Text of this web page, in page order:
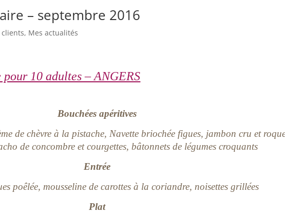
– septembre 2016
clients, Mes actualités
pour 10 adultes – ANGERS
Bouchées apéritives
de chèvre à la pistache, Navette briochée figues, jambon cru et
de concombre et courgettes, bâtonnets de légumes croquants
Entrée
poêlée, mousseline de carottes à la coriandre, noisettes grillées
Plat